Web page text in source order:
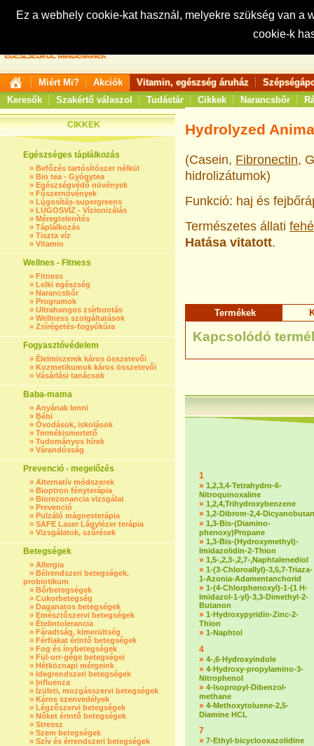
Ez a webhely cookie-kat használ, melyekre szükség van
cookie-k
Keresés:
Miért Mi? Akciók Vitamin, egészség áruház
Keresők
Szakértő válaszol Tudástár Cikkek Narancsbőr
CIKKEK
Egészséges táplálkozás
» Befőzés tartósítószer nélkül
» Bio tea - Gyógytea
» Egészségvédő növények
» Fűszernövények
» Lúgosítás-supergreens
» LÚGOSVÍZ - Vízionizálás
» Méregtelenítés
» Táplálkozás
» Tiszta víz
» Vitamin
Wellnes - Fitness
» Fitness
» Lelki egészség
» Narancsbőr
» Programok
» Ultrahangos zsírbontás
» Wellness szolgáltatások
» Zsírégetés-fogyókúra
Fogyasztóvédelem
» Élelmiszerek káros összetevői
» Kozmetikumok káros összetevői
» Vásárlási tanácsok
Baba-mama
» Anyának lenni
» Bébi
» Óvodások, iskolások
» Termékismertető
» Tudományos hírek
» Várandósság
Prevenció - megelőzés
» Alternatív módszerek
» Bioptron fényterápia
» Biorezonancia vizsgálat
» Prevenció
» Pulzáló mágnesterápia
» SAFE Laser Lágylézer terápia
» Vizsgálatok, szűrések
Betegségek
» Allergia
» Bélrendszeri betegségek,
probiotikum
» Bőrbetegségek
» Cukorbetegség
» Daganatos betegségek
» Emésztőszervi betegségek
» Ételintolerancia
» Fáradtság, kimerültség
» Férfiakat érintő betegségek
» Fog és ínybetegségek
» Fül-orr-gége betegségei
» Hétköznapi mérgeink
» Idegrendszeri betegségek
» Influenza
» Ízületi, mozgásszervi betegségek
» Káros szenvedélyek
» Légzőszervi betegségek
» Nőket érintő betegségek
» Stressz
» Szem betegségek
» Szív és érrendszeri betegségek
Hydrolyzed
(Casein, Fibronectin,
hidrolizátumok)
Funkció: haj és
Természetes állati
Hatása vitatott.
Termékek
Kapcsolódó
1
» 1,2,3,4-Tetrahydro-6-
Nitroquinoxaline
» 1,2,4,Trihydroxybenzene
» 1,2-Dibrom-2,4-Dicyanobutan
» 1,3-Bis-(Diamino-
phenoxy)Propane
» 1,3-Bis-(Hydroxymethyl)-
Imidazolidin-2-Thion
» 1,5-,2,3-,2,7-,Naphtalenediol
» 1-(3-Chloroallyl)-3,5,7-Triaza-
1-Azonia-Adamentanchorid
» 1-(4-Chlorphenoxyl)-1-(1 H-
Imidazol-1-yl)-3,3-Dimethyl-2-
Butanon
» 1-Hydroxypyridin-Zinc-2-
Thion
» 1-Naphtol
4
» 4-,6-Hydroxyindole
» 4-Hydroxy-propylamino-3-
Nitrophenol
» 4-Isopropyl-Dibenzol-
methane
» 4-Methoxytoluene-2,5-
Diamine HCL
7
» 7-Ethyl-bicyclooxazolidine